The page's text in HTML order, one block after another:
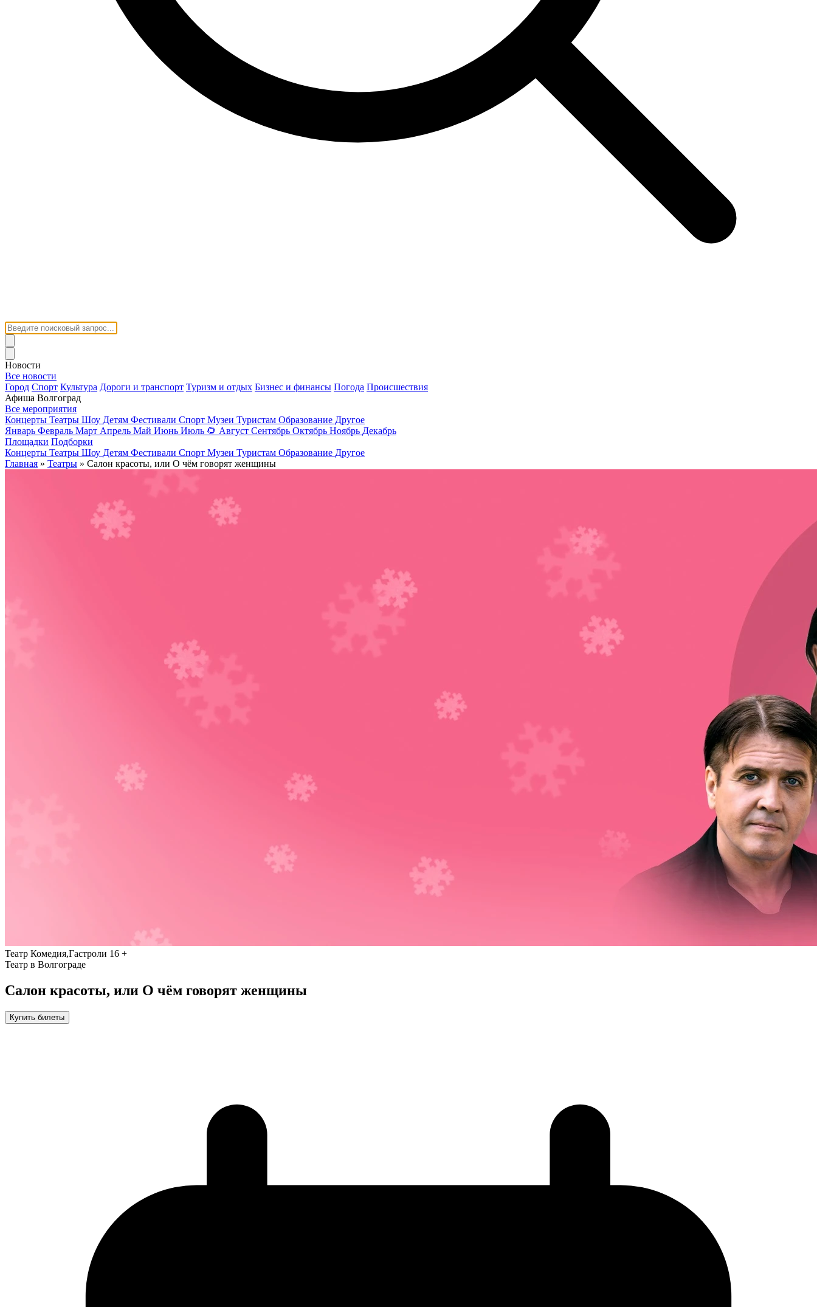
Новости
Все новости
Город Спорт Культура Дороги и транспорт Туризм и отдых Бизнес и финансы Погода Происшествия
Афиша Волгоград
Все мероприятия
Концерты Театры Шоу Детям Фестивали Спорт Музеи Туристам Образование Другое
Январь Февраль Март Апрель Май Июнь Июль 🌻 Август Сентябрь Октябрь Ноябрь Декабрь
Площадки Подборки
Концерты Театры Шоу Детям Фестивали Спорт Музеи Туристам Образование Другое
Главная » Театры » Салон красоты, или О чём говорят женщины
Театр Комедия,Гастроли 16 +
Театр в Волгограде
Салон красоты, или О чём говорят женщины
Купить билеты